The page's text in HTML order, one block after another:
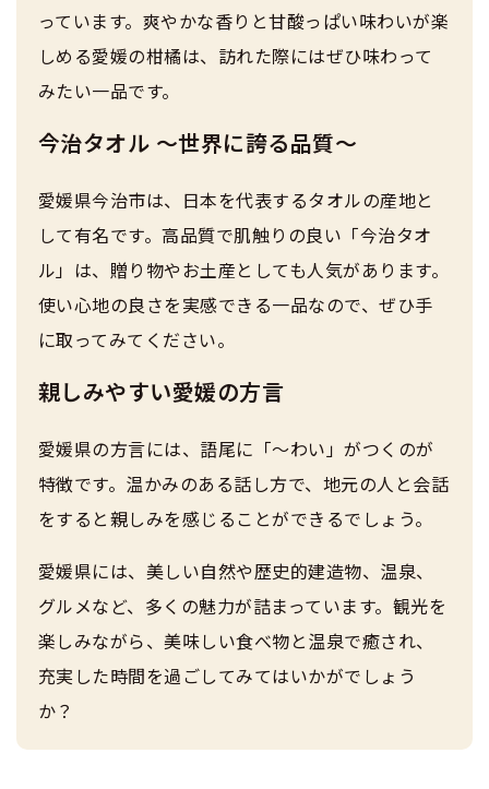
っています。爽やかな香りと甘酸っぱい味わいが楽
しめる愛媛の柑橘は、訪れた際にはぜひ味わって
みたい一品です。
今治タオル ～世界に誇る品質～
愛媛県今治市は、日本を代表するタオルの産地と
して有名です。高品質で肌触りの良い「今治タオ
ル」は、贈り物やお土産としても人気があります。
使い心地の良さを実感できる一品なので、ぜひ手
に取ってみてください。
親しみやすい愛媛の方言
愛媛県の方言には、語尾に「～わい」がつくのが
特徴です。温かみのある話し方で、地元の人と会話
をすると親しみを感じることができるでしょう。
愛媛県には、美しい自然や歴史的建造物、温泉、
グルメなど、多くの魅力が詰まっています。観光を
楽しみながら、美味しい食べ物と温泉で癒され、
充実した時間を過ごしてみてはいかがでしょう
か？